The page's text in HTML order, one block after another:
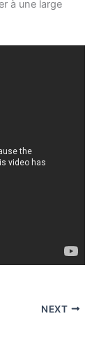
à une large
NEXT